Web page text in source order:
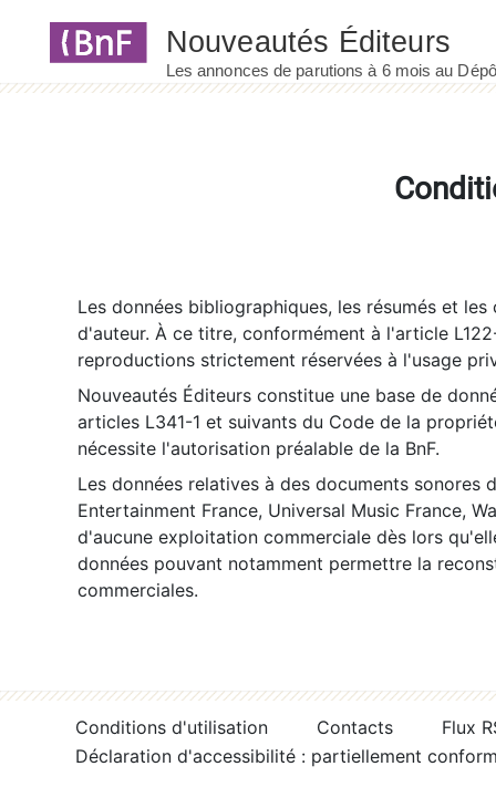
Les données bibliographiques, les résumés et
d'auteur. À ce titre, conformément à l'article
reproductions strictement réservées à l'usage
Nouveautés Éditeurs constitue une base de
articles L341-1 et suivants du Code de la
nécessite l'autorisation préalable de la BnF.
Les données relatives à des documents sonores
Entertainment France, Universal Music France,
d'aucune exploitation commerciale dès lors
données pouvant notamment permettre la
commerciales.
Conditions d'utilisation Contacts
Flux
Déclaration d'accessibilité : partiellement